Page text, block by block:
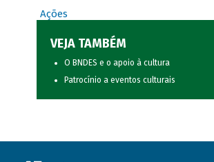
Ações
VEJA TAMBÉM
O BNDES e o apoio à cultura
Patrocínio a eventos culturais